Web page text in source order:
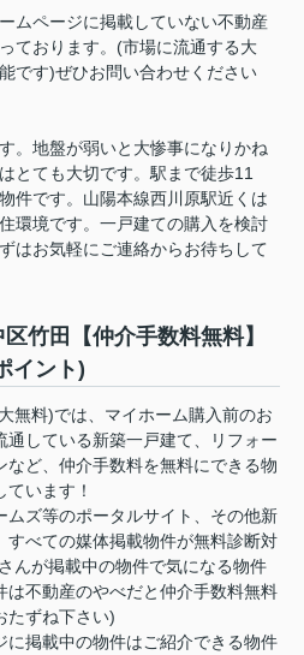
ムページに掲載していない不動産
ております。(市場に流通する大
です)ぜひお問い合わせください
。地盤が弱いと大惨事になりかね
とても大切です。駅まで徒歩11
件です。山陽本線西川原駅近くは
環境です。一戸建ての購入を検討
はお気軽にご連絡からお待ちして
竹田【仲介手数料無料】
イント)
無料)では、マイホーム購入前のお
している新築一戸建て、リフォー
など、仲介手数料を無料にできる物
います！
ムズ等のポータルサイト、その他新
すべての媒体掲載物件が無料診断対
んが掲載中の物件で気になる物件
は不動産のやべだと仲介手数料無料
たずね下さい)
掲載中の物件はご紹介できる物件